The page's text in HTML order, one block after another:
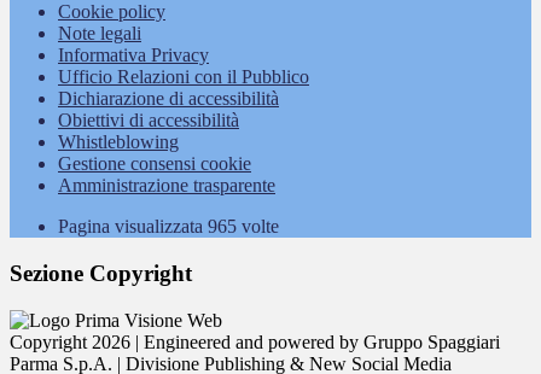
Cookie policy
Note legali
Informativa Privacy
Ufficio Relazioni con il Pubblico
Dichiarazione di accessibilità
Obiettivi di accessibilità
Whistleblowing
Gestione consensi cookie
Amministrazione trasparente
Pagina visualizzata 965 volte
Sezione Copyright
Copyright 2026 | Engineered and powered by Gruppo Spaggiari
Parma S.p.A. | Divisione Publishing & New Social Media